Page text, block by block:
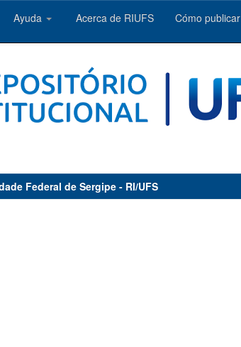
Ayuda Acerca de RIUFS Cómo publicar
Federal de Sergipe - RI/UFS